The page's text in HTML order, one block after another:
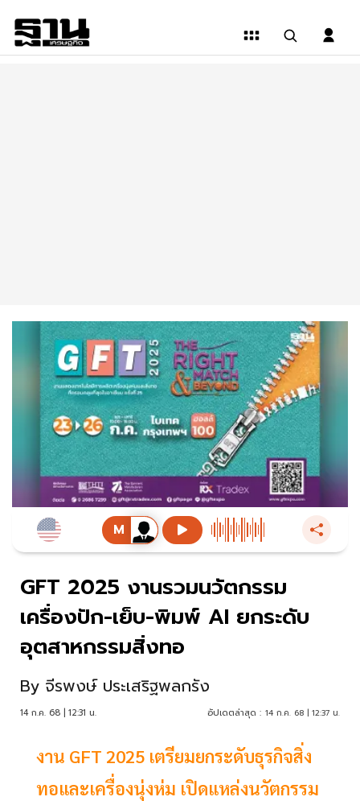
GFT 2025 งานรวมนวัตกรรม
เครื่องปัก-เย็บ-พิมพ์ AI ยกระดับ
อุตสาหกรรมสิ่งทอ
By จีรพงษ์ ประเสริฐพลกรัง
14 ก.ค. 68 | 12:31 น. อัปเดตล่าสุด : 14 ก.ค. 68 | 12:37 น.
งาน GFT 2025 เตรียมยกระดับธุรกิจสิ่ง
ทอและเครื่องนุ่งห่ม เปิดแหล่งนวัตกรรม